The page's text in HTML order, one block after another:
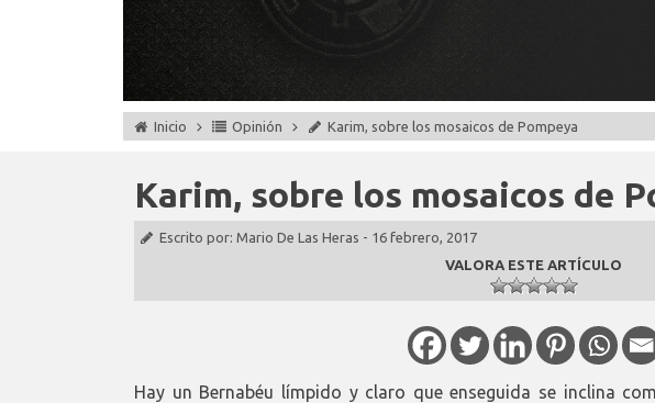
Inicio Opinión Karim, sobre los mosaicos de Pompeya
Karim, sobre los mosaicos de
Escrito por: Mario De Las Heras - 16 febrero, 2017
VALORA ESTE ARTÍCULO
Hay un Bernabéu límpido y claro que enseguida se inclina